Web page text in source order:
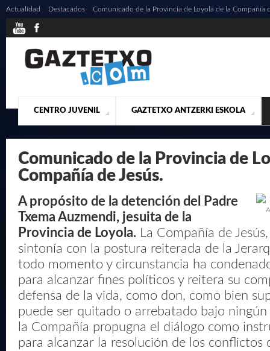
CENTRO JUVENIL
¿QUIENES SOMOS? ACTUALIDAD CONTACTO
GAZTETXO ANTZERKI ESKOLA
PRESENTACIÓN MUSICALES
Actualidad Destacados Comunicado de la Provincia de Loyola de la Compañía
Comunicado de la Provincia de
Compañía de Jesús.
A propósito de la detención del Padre
Txema Auzmendi, jesuita de la
Provincia de Loyola. La Compañía de
sintonía con la postura reiterada de la
todo momento y circunstancia ha
para alcanzar fines políticos y reitera su
defensa de la vida, como don, como bien
puede ser quitado o arrebatado bajo ningún
la Compañía propugna el diálogo como
para alcanzar la resolución de los conflictos